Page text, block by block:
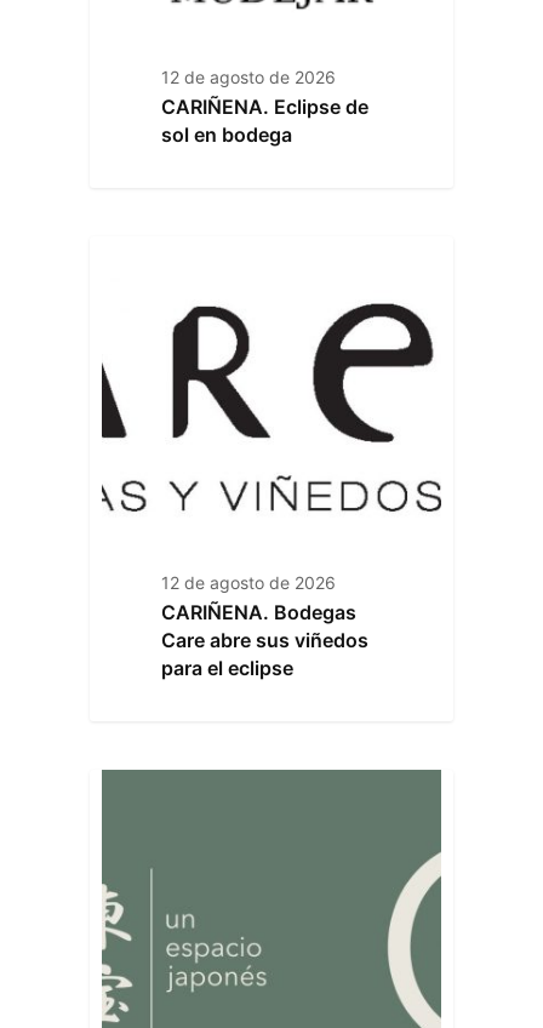
12 de agosto de 2026
CARIÑENA. Eclipse de
sol en bodega
12 de agosto de 2026
CARIÑENA. Bodegas
Care abre sus viñedos
para el eclipse